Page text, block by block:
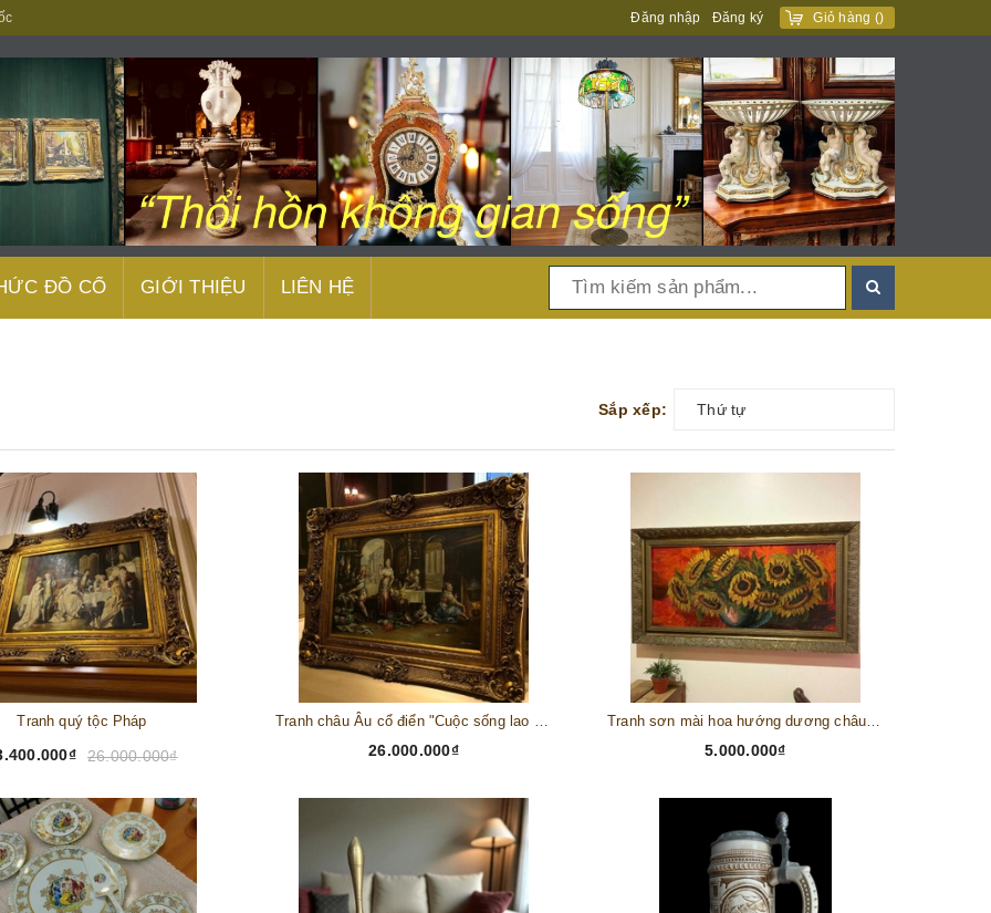
Đăng nhập Đăng ký Giỏ hàng ()
ĐỒ CỔ GIỚI THIỆU LIÊN HỆ
Sắp xếp: Thứ tự
Tranh quý tộc Pháp
26.000.000₫ 26.000.000₫ 5.000.000₫